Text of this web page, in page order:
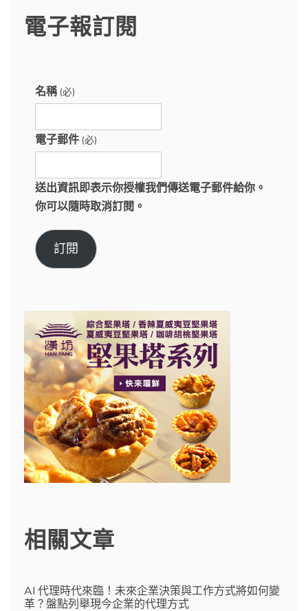
電子報訂閱
名稱 (必)
電子郵件 (必)
送出資訊即表示你授權我們傳送電子郵件給你。
你可以隨時取消訂閱。
訂閱
相關文章
AI 代理時代來臨！未來企業決策與工作方式將如何變
革？盤點列舉現今企業的代理方式